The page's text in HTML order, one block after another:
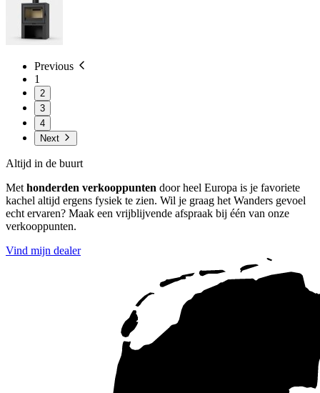
Previous
1
2
3
4
Next
Altijd in de buurt
Met honderden verkooppunten door heel Europa is je favoriete
kachel altijd ergens fysiek te zien. Wil je graag het Wanders gevoel
echt ervaren? Maak een vrijblijvende afspraak bij één van onze
verkooppunten.
Vind mijn dealer